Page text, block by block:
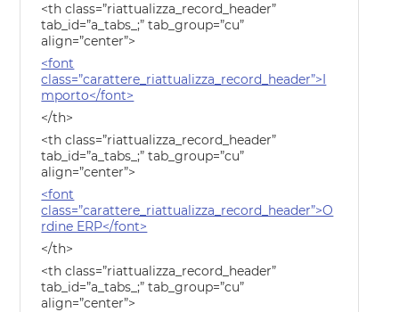
<th class=”riattualizza_record_header”
tab_id=”a_tabs_;” tab_group=”cu”
align=”center”>
<font
class=”carattere_riattualizza_record_header”>I
mporto</font>
</th>
<th class=”riattualizza_record_header”
tab_id=”a_tabs_;” tab_group=”cu”
align=”center”>
<font
class=”carattere_riattualizza_record_header”>O
rdine ERP</font>
</th>
<th class=”riattualizza_record_header”
tab_id=”a_tabs_;” tab_group=”cu”
align=”center”>